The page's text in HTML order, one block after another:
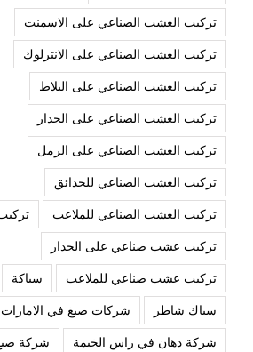
تركيب العشب الصناعي على الاسمنت
تركيب العشب الصناعي على الانترلوك
تركيب العشب الصناعي على البلاط
تركيب العشب الصناعي على الجدار
تركيب العشب الصناعي على الرمل
تركيب العشب الصناعي للحدائق
تركيب العشب الصناعي للملاعب
تركيب عشب صناعي على الجدار
تركيب عشب صناعي للملاعب
سباكة
سباك شاطر
شركات صبغ في الامارات
شركة دهان في راس الخيمة
شركة